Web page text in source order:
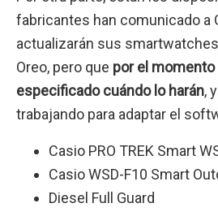
fabricantes han comunicado a
actualizarán sus
Oreo, pero que por el momento
especificado cuándo lo harán,
trabajando para adaptar el
Casio PRO TREK Smart
Casio WSD-F10 Smart
Diesel Full Guard